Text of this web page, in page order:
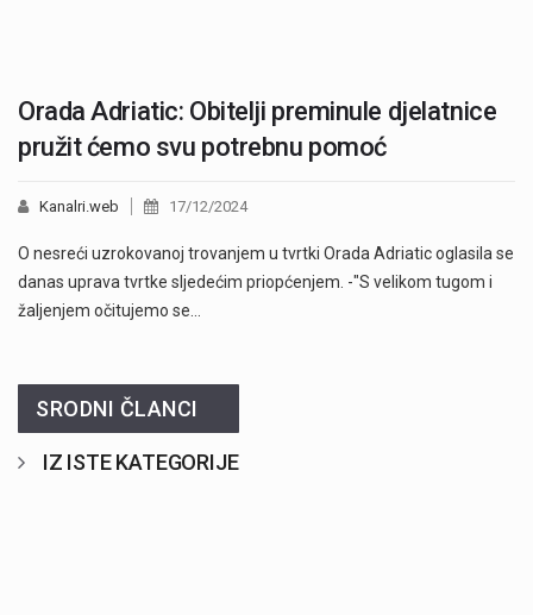
Orada Adriatic: Obitelji preminule djelatnice
pružit ćemo svu potrebnu pomoć
Kanalri.web 17/12/2024
O nesreći uzrokovanoj trovanjem u tvrtki Orada Adriatic oglasila se
danas uprava tvrtke sljedećim priopćenjem. -"S velikom tugom i
žaljenjem očitujemo se…
SRODNI ČLANCI
IZ ISTE KATEGORIJE